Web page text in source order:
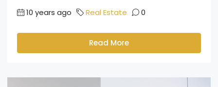
10 years ago Real Estate 0
Read More